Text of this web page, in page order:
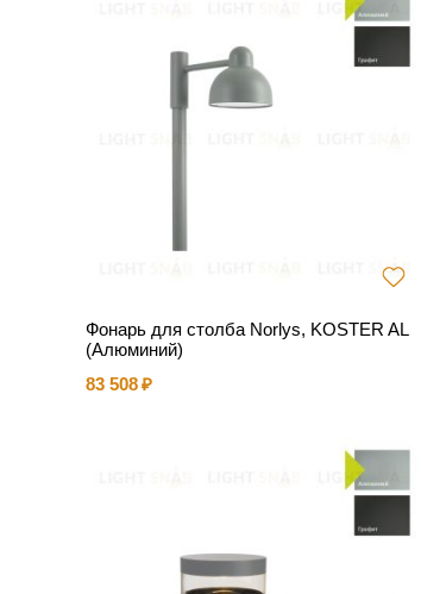
Фонарь для столба Norlys, KOSTER AL
(Алюминий)
83 508